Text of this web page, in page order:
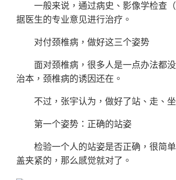
一般来说，通过病史、影像学检查（
据医生的专业意见进行治疗。
对付颈椎病，做好这三个姿势
面对颈椎病，很多人是一点办法都没
治本，颈椎病的诱因还在。
不过，张宇认为，做好了站、走、坐
第一个姿势：正确的站姿
检验一个人的站姿是否正确，很简单
盖夹紧的，那么感觉就对了。